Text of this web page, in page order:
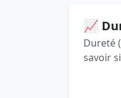
📈
Dureté
savoir